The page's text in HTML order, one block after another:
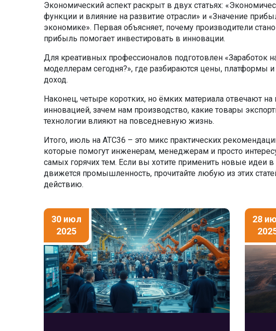
Экономический аспект раскрыт в двух статьях:
функции и влияние на развитие отрасли» и «Значение
экономике». Первая объясняет, почему производители
прибыль помогает инвестировать в инновации.
Для креативных профессионалов подготовлен «Заработок
моделлерам сегодня?», где разбираются цены, платформы
доход.
Наконец, четыре коротких, но ёмких материала отвечают на
инновацией, зачем нам производство, какие товары
технологии влияют на повседневную жизнь.
Итого, июль на АТС36 – это микс практических
которые помогут инженерам, менеджерам и просто
самых горячих тем. Если вы хотите применить новые идеи
движется промышленность, прочитайте любую из этих
действию.
30 июл
2025
28